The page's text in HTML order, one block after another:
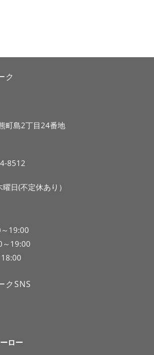
ク
町島2丁目24番地
8512
日(不定休あり）
19:00
～19:00
クSNS
ロー